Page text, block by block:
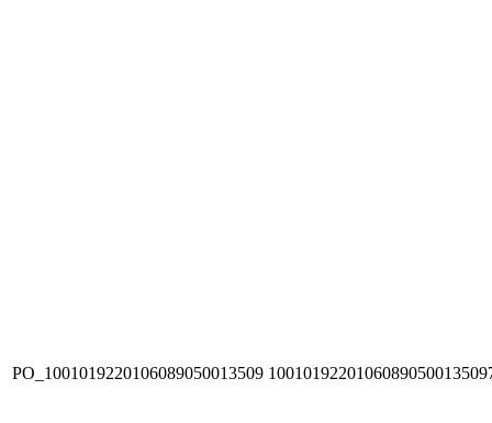
PO_1001019220106089050013509